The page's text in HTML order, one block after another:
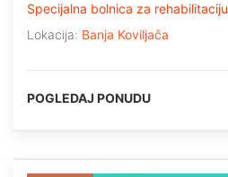
Specijalna bolnica za rehabilitaciju
Lokacija: Banja Koviljača
POGLEDAJ PONUDU